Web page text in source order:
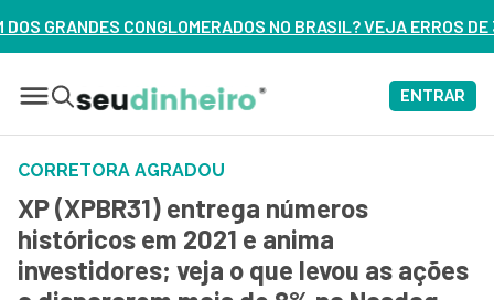
NO BRASIL? VEJA ERROS DE 3 DELES – ASSISTA AGORA
ENTRAR
CORRETORA AGRADOU
XP (XPBR31) entrega números
históricos em 2021 e anima
investidores; veja o que levou as ações